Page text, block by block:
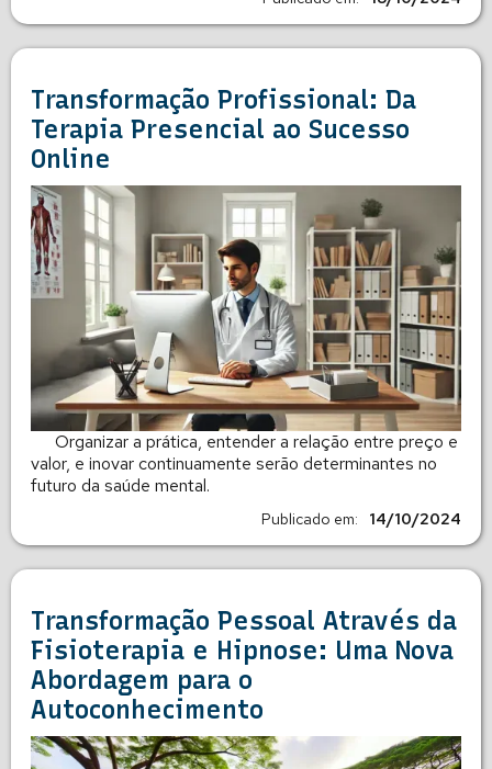
Transformação Profissional: Da
Terapia Presencial ao Sucesso
Online
Organizar a prática, entender a relação entre preço e
valor, e inovar continuamente serão determinantes no
futuro da saúde mental.
Publicado em: 14/10/2024
Transformação Pessoal Através da
Fisioterapia e Hipnose: Uma Nova
Abordagem para o
Autoconhecimento